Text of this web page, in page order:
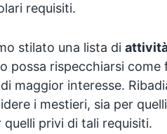
requisiti.
stilato una lista di
possa rispecchiarsi
maggior interesse.
i mestieri, sia per
quelli privi di tali requisiti.